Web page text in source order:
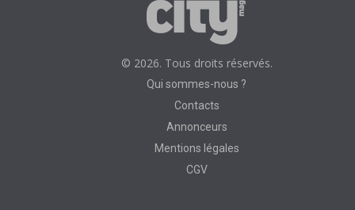
© 2026. Tous droits réservés.
Qui sommes-nous ?
Contacts
Annonceurs
Mentions légales
CGV